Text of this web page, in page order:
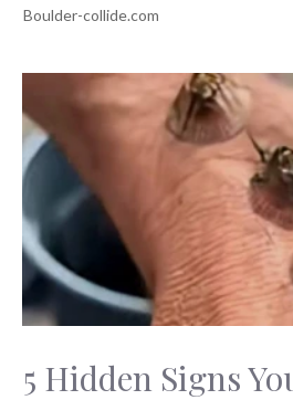
5 Hidden Signs